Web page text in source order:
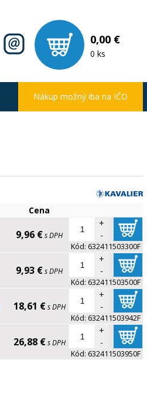
0,00 €
0 ks
Cena
9,96 €s DPH
+
-
Kód: 632411503300F
9,93 €s DPH
+
-
Kód: 632411503500F
18,61 € s DPH
+
-
Kód: 632411503942F
26,88 € s DPH
+
-
Kód: 632411503950F
Nákup možný iba na IČO